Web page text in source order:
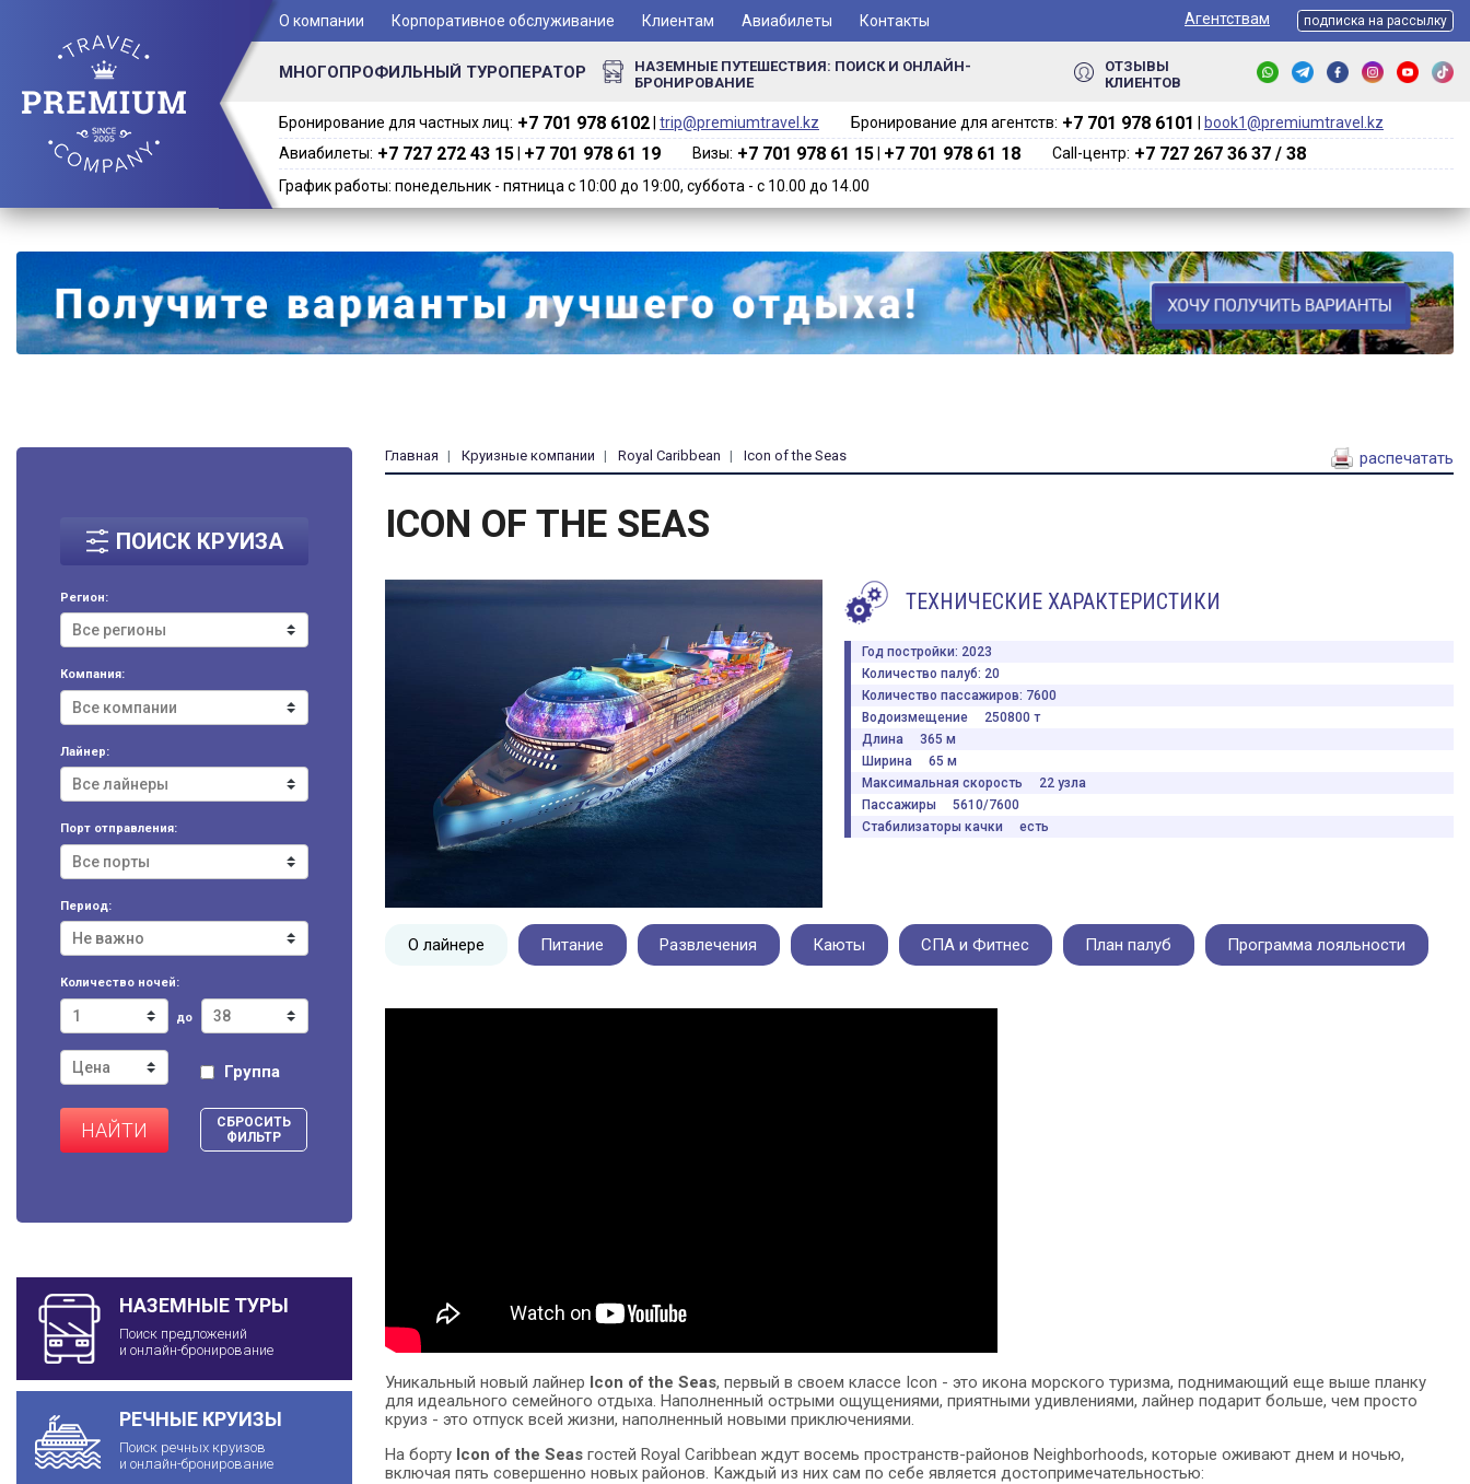
О компании Корпоративное обслуживание Клиентам Авиабилеты Контакты Агентствам подписка на рассылку
МНОГОПРОФИЛЬНЫЙ ТУРОПЕРАТОР
НАЗЕМНЫЕ ПУТЕШЕСТВИЯ: ПОИСК И ОНЛАЙН-
БРОНИРОВАНИЕ
ОТЗЫВЫ
КЛИЕНТОВ
Бронирование для частных лиц: +7 701 978 6102‬ trip@premiumtravel.kz Бронирование для агентств: +7 701 978 6101‬
book1@premiumtravel.kz
Авиабилеты: +7 727 272 43 15 +7 701 978 61 19 Визы: +7 701 978 61 15 +7 701 978 61 18 Call-центр: +7 727 267 36 37 / 38
График работы: понедельник - пятница с 10:00 до 19:00, суббота - с 10.00 до 14.00
ПОИСК КРУИЗА
Регион:
Компания:
Лайнер:
Порт отправления:
Период:
Количество ночей:
до
Группа
НАЙТИ
СБРОСИТЬ
ФИЛЬТР
НАЗЕМНЫЕ ТУРЫ
Поиск предложений
и онлайн-бронирование
РЕЧНЫЕ КРУИЗЫ
Поиск речных круизов
и онлайн-бронирование
Главная Круизные компании Royal Caribbean Icon of the Seas распечатать
ICON OF THE SEAS
ТЕХНИЧЕСКИЕ ХАРАКТЕРИСТИКИ
Год постройки: 2023
Количество палуб: 20
Количество пассажиров: 7600
Водоизмещение 250800 т
Длина 365 м
Ширина 65 м
Максимальная скорость 22 узла
Пассажиры 5610/7600
Стабилизаторы качки есть
О лайнере Питание Развлечения Каюты СПА и Фитнес План палуб Программа лояльности
Уникальный новый лайнер Icon of the Seas, первый в своем классе Icon - это икона морского туризма, поднимающий еще выше планку
для идеального семейного отдыха. Наполненный острыми ощущениями, приятными удивлениями, лайнер подарит больше, чем просто
круиз - это отпуск всей жизни, наполненный новыми приключениями.
На борту Icon of the Seas гостей Royal Caribbean ждут восемь пространств-районов Neighborhoods, которые оживают днем и ночью,
включая пять совершенно новых районов. Каждый из них сам по себе является достопримечательностью: